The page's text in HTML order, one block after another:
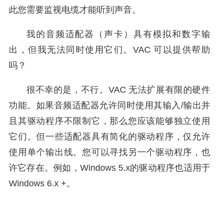
此您需要监视电缆才能听到声音。
我的音频适配器（声卡）具有模拟和数字输
出，但我无法同时使用它们。VAC 可以提供帮助
吗？
很不幸的是，不行。VAC 无法扩展有限的硬件
功能。如果音频适配器允许同时使用其输入/输出并
且其驱动程序不限制它，那么您应该能够独立使用
它们。但一些适配器具有简化的驱动程序，仅允许
使用单个输出线。您可以寻找另一个驱动程序，也
许它存在。例如，Windows 5.x的驱动程序也适用于
Windows 6.x +。